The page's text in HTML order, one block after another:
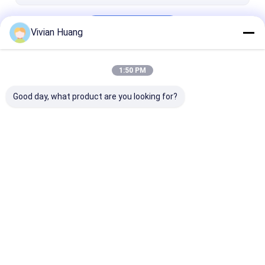
Vivian Huang
1:50 PM
Good day, what product are you looking for?